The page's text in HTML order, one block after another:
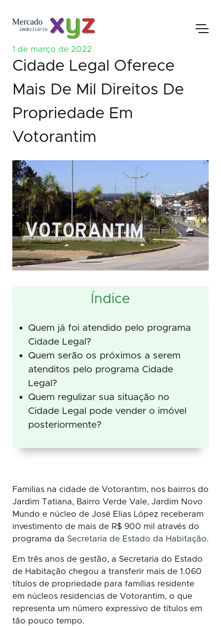
1 de março de 2022
Cidade Legal Oferece
Mais De Mil Direitos De
Propriedade Em
Votorantim
Índice
Quem já foi atendido pelo programa
Cidade Legal?
Quem serão os próximos a serem
atenditos pelo programa Cidade
Legal?
Quem regulizar sua situação no
Cidade Legal pode vender o imóvel
posteriormente?
Familias na cidade de Votorantim, nos bairros do
Jardim Tatiana, Bairro Verde Vale, Jardim Novo
Mundo e núcleo de José Elias López receberam
investimento de mais de R$ 900 mil através do
programa da Secretaria de Estado da Habitação.
Em três anos de gestão, a Secretaria do Estado
de Habitação chegou a transferir mais de 1.060
títulos de propriedade para famílias residente
em núcleos residencias de Votorantim, o que
representa um número expressivo de títulos em
tão pouco tempo.